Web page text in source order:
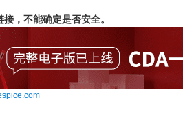
，不能确定是否安全。